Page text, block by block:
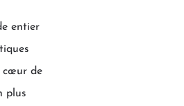
entier
cœur de
plus